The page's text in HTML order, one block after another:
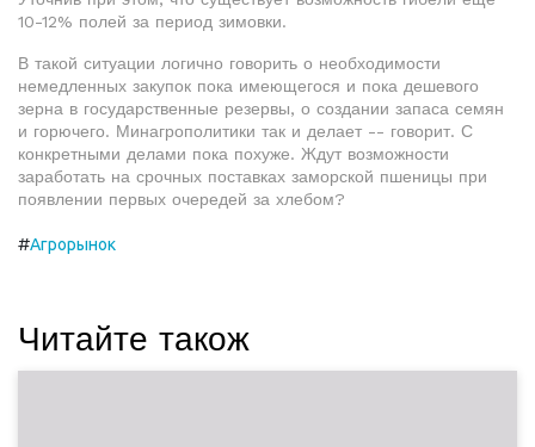
10-12% полей за период зимовки.
В такой ситуации логично говорить о необходимости
немедленных закупок пока имеющегося и пока дешевого
зерна в государственные резервы, о создании запаса семян
и горючего. Минагрополитики так и делает -- говорит. С
конкретными делами пока похуже. Ждут возможности
заработать на срочных поставках заморской пшеницы при
появлении первых очередей за хлебом?
#Агрорынок
Читайте також